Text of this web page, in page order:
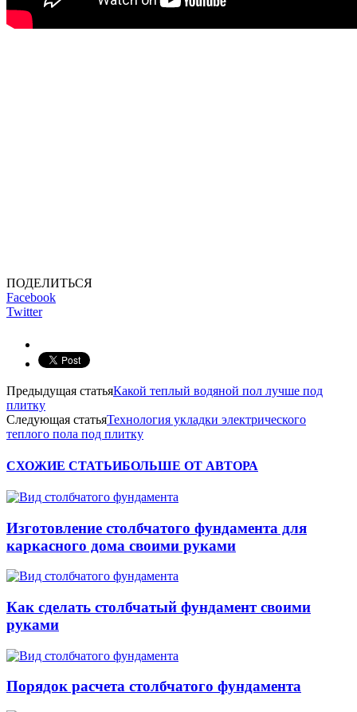
ПОДЕЛИТЬСЯ
Facebook
Twitter
Предыдущая статьяКакой теплый водяной пол лучше под
плитку
Следующая статьяТехнология укладки электрического
теплого пола под плитку
СХОЖИЕ СТАТЬИБОЛЬШЕ ОТ АВТОРА
Изготовление столбчатого фундамента для
каркасного дома своими руками
Как сделать столбчатый фундамент своими
руками
Порядок расчета столбчатого фундамента